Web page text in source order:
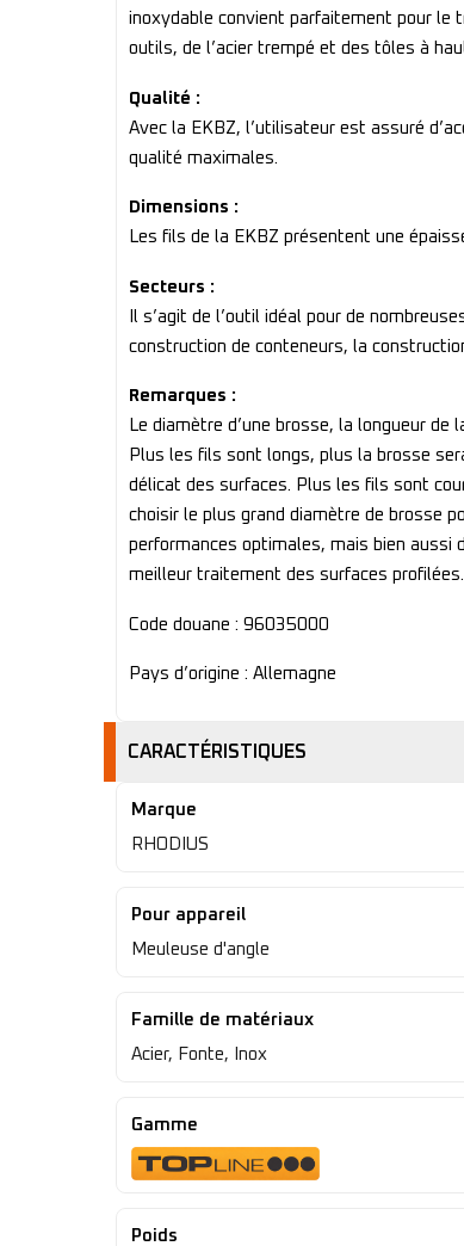
inoxydable convient parfaitement pour le
outils, de l’acier trempé et des tôles à
Qualité :
Avec la EKBZ, l’utilisateur est assuré
qualité maximales.
Dimensions :
Les fils de la EKBZ présentent une
Secteurs :
Il s’agit de l’outil idéal pour de
construction de conteneurs, la
Remarques :
Le diamètre d’une brosse, la longueur
Plus les fils sont longs, plus la brosse
délicat des surfaces. Plus les fils sont
choisir le plus grand diamètre de brosse
performances optimales, mais bien aussi
meilleur traitement des surfaces profilées.
Code douane : 96035000
Pays d’origine : Allemagne
CARACTÉRISTIQUES
Marque
RHODIUS
Pour appareil
Meuleuse d'angle
Famille de matériaux
Acier, Fonte, Inox
Gamme
Poids